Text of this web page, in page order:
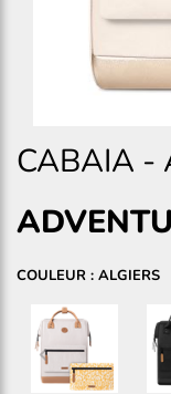
CABAIA -
COULEUR : ALGIERS